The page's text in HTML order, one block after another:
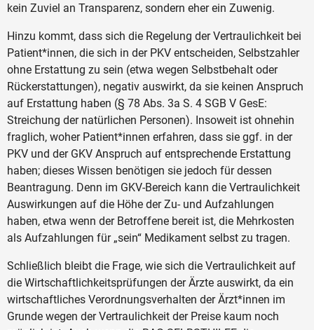
kein Zuviel an Transparenz, sondern eher ein Zuwenig.
Hinzu kommt, dass sich die Regelung der Vertraulichkeit bei
Patient*innen, die sich in der PKV entscheiden, Selbstzahler
ohne Erstattung zu sein (etwa wegen Selbstbehalt oder
Rückerstattungen), negativ auswirkt, da sie keinen Anspruch
auf Erstattung haben (§ 78 Abs. 3a S. 4 SGB V GesE:
Streichung der natürlichen Personen). Insoweit ist ohnehin
fraglich, woher Patient*innen erfahren, dass sie ggf. in der
PKV und der GKV Anspruch auf entsprechende Erstattung
haben; dieses Wissen benötigen sie jedoch für dessen
Beantragung. Denn im GKV-Bereich kann die Vertraulichkeit
Auswirkungen auf die Höhe der Zu- und Aufzahlungen
haben, etwa wenn der Betroffene bereit ist, die Mehrkosten
als Aufzahlungen für „sein“ Medikament selbst zu tragen.
Schließlich bleibt die Frage, wie sich die Vertraulichkeit auf
die Wirtschaftlichkeitsprüfungen der Ärzte auswirkt, da ein
wirtschaftliches Verordnungsverhalten der Ärzt*innen im
Grunde wegen der Vertraulichkeit der Preise kaum noch